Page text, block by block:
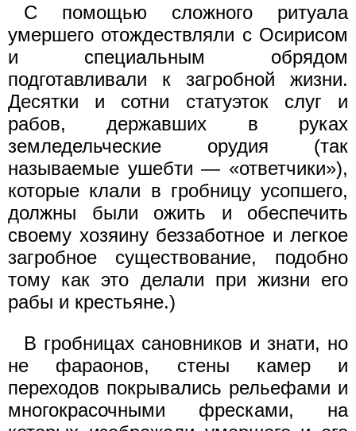
С помощью сложного ритуала
умершего отождествляли с Осирисом
и специальным обрядом
подготавливали к загробной жизни.
Десятки и сотни статуэток слуг и
рабов, державших в руках
земледельческие орудия (так
называемые ушебти — «ответчики»),
которые клали в гробницу усопшего,
должны были ожить и обеспечить
своему хозяину беззаботное и легкое
загробное существование, подобно
тому как это делали при жизни его
рабы и крестьяне.)
В гробницах сановников и знати, но
не фараонов, стены камер и
переходов покрывались рельефами и
многокрасочными фресками, на